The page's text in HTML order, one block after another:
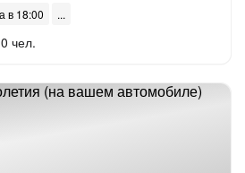
в 18:00
чел.